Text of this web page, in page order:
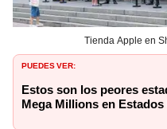
Tienda Apple en
PUEDES VER:
Estos son los peores
Mega Millions en